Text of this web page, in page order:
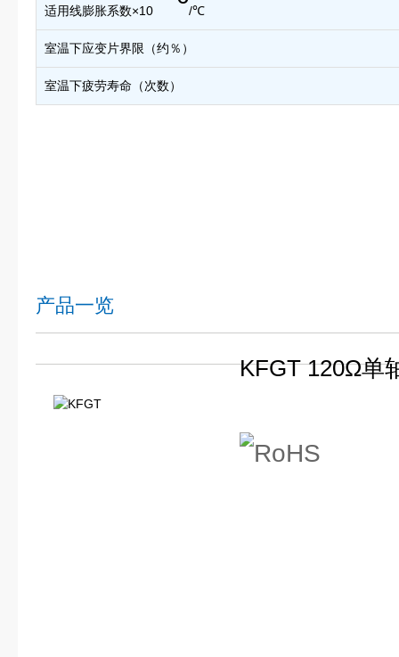
适用线膨胀系数×10 /℃
室温下应变片界限（约％）
室温下疲劳寿命（次数）
产品一览
KFGT 120Ω单